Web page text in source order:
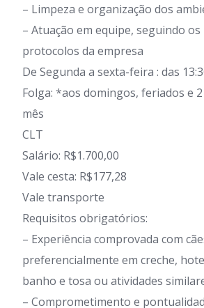
– Limpeza e organização dos
– Atuação em equipe, seguindo
protocolos da empresa
De Segunda a sexta-feira : das
Folga: *aos domingos, feriados e
mês
CLT
Salário: R$1.700,00
Vale cesta: R$177,28
Vale transporte
Requisitos obrigatórios:
– Experiência comprovada com
preferencialmente em creche,
banho e tosa ou atividades
– Comprometimento e